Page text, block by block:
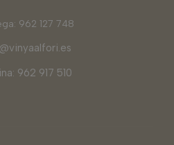
962 127 748
962 917 510